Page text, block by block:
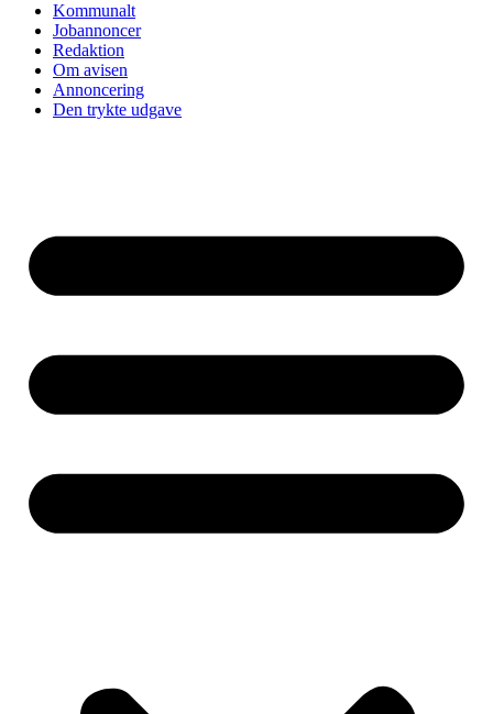
Kommunalt
Jobannoncer
Redaktion
Om avisen
Annoncering
Den trykte udgave